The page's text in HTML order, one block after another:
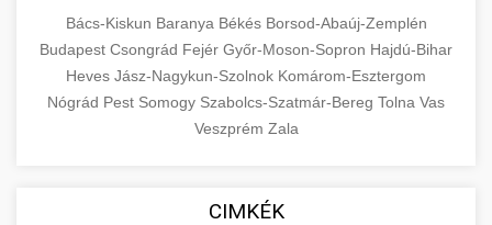
Bács-Kiskun Baranya Békés Borsod-Abaúj-Zemplén
Budapest Csongrád Fejér Győr-Moson-Sopron Hajdú-Bihar
Heves Jász-Nagykun-Szolnok Komárom-Esztergom
Nógrád Pest Somogy Szabolcs-Szatmár-Bereg Tolna Vas
Veszprém Zala
CIMKÉK